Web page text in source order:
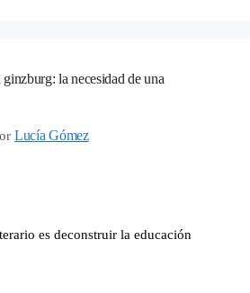
la necesidad de una
Lucía Gómez
es deconstruir la educación